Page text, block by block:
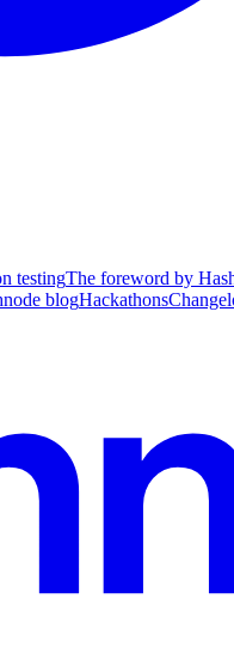
testingThe foreword by
blogHackathons